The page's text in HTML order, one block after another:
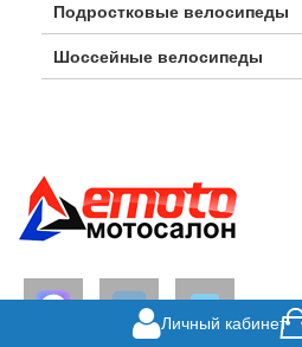
Подростковые велосипеды
Шоссейные велосипеды
Личный кабинет